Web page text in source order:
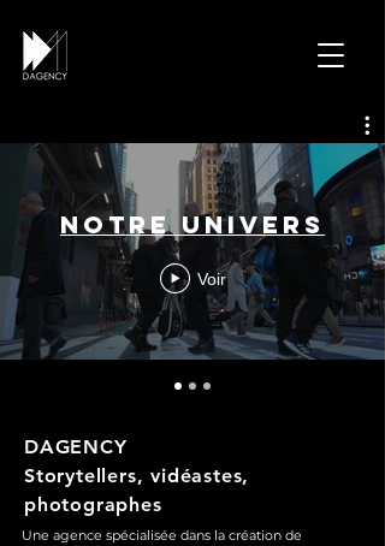
Notre univers
Voir
DAGENCY
Storytellers, vidéastes,
photographes
Une agence spécialisée dans la création de